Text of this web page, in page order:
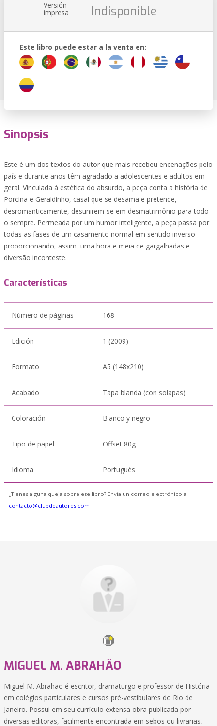
Versión
impresa Indisponible
Este libro puede estar a la venta en:
Sinopsis
Este é um dos textos do autor que mais recebeu encenações pelo
país e durante anos têm agradado a adolescentes e adultos em
geral. Vinculada à estética do absurdo, a peça conta a história de
Porcina e Geraldinho, casal que se desama e pretende,
desromanticamente, desunirem-se em desmatrimônio para todo
o sempre. Permeada por um humor inteligente, a peça passa por
todas as fases de um casamento normal em sentido inverso
proporcionando, assim, uma hora e meia de gargalhadas e
diversão inconteste.
Características
Número de páginas 168
Edición 1 (2009)
Formato A5 (148x210)
Acabado Tapa blanda (con solapas)
Coloración Blanco y negro
Tipo de papel Offset 80g
Idioma Portugués
¿Tienes alguna queja sobre ese libro? Envía un correo electrónico a
contacto@clubdeautores.com
MIGUEL M. ABRAHÃO
Miguel M. Abrahão é escritor, dramaturgo e professor de História
em colégios particulares e cursos pré-vestibulares do Rio de
Janeiro. Possui em seu currículo extensa obra publicada por
diversas editoras, facilmente encontrada em sebos ou livrarias,